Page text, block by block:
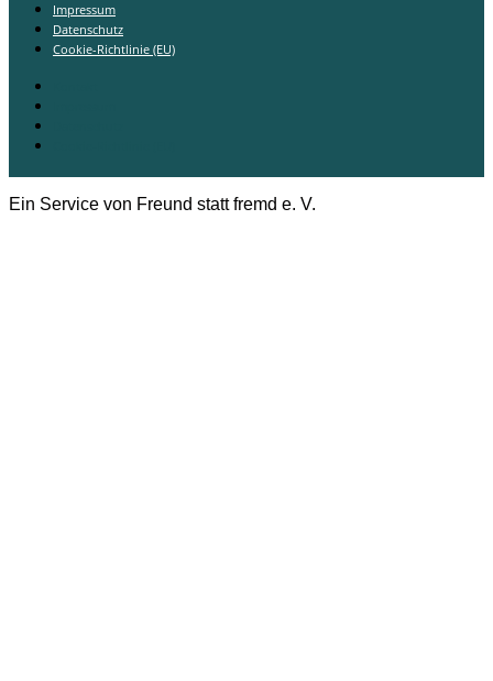
Impressum
Datenschutz
Cookie-Richtlinie (EU)
Ein Service von Freund statt fremd e. V.